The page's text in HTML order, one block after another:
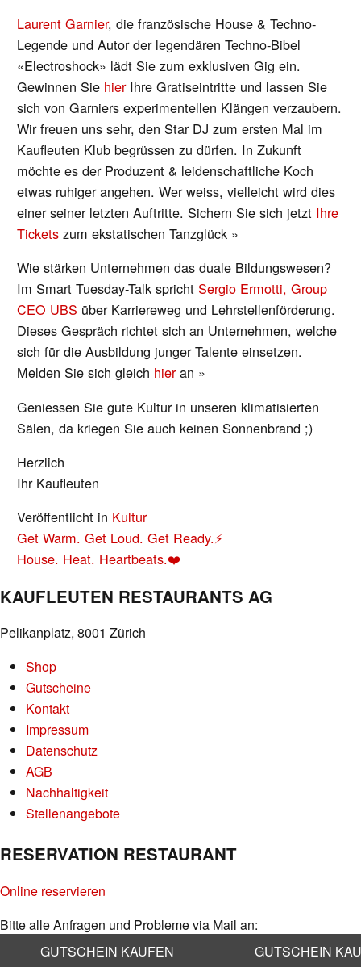
Laurent Garnier, die französische House & Techno-
Legende und Autor der legendären Techno-Bibel
«Electroshock» lädt Sie zum exklusiven Gig ein.
Gewinnen Sie hierIhre Gratiseintritte und lassen Sie
sich von Garniers experimentellen Klängen verzaubern.
Wir freuen uns sehr, den Star DJ zum ersten Mal im
Kaufleuten Klub begrüssen zu dürfen. In Zukunft
möchte es der Produzent & leidenschaftliche Koch
etwas ruhiger angehen. Wer weiss, vielleicht wird dies
einer seiner letzten Auftritte. Sichern Sie sich jetzt Ihre
Tickets zum ekstatischen Tanzglück »
Wie stärken Unternehmen das duale Bildungswesen?
Im Smart Tuesday-Talk sprichtSergio Ermotti, Group
CEO UBS über Karriereweg und Lehrstellenförderung.
Dieses Gespräch richtet sich an Unternehmen, welche
sich für die Ausbildung junger Talente einsetzen.
Melden Sie sich gleich hieran »
Geniessen Sie gute Kultur in unseren klimatisierten
Sälen, da kriegen Sie auch keinen Sonnenbrand ;)
Herzlich
Ihr Kaufleuten
Veröffentlicht in Kultur
BEITRAGS-
NAVIGATION
Get Warm. Get Loud. Get Ready.⚡
House. Heat. Heartbeats.❤️
KAUFLEUTEN RESTAURANTS AG
Pelikanplatz, 8001 Zürich
Shop
Gutscheine
Kontakt
Impressum
Datenschutz
AGB
Nachhaltigkeit
Stellenangebote
RESERVATION RESTAURANT
Online reservieren
Bitte alle Anfragen und Probleme via Mail an:
info@kaufleuten.ch
GUTSCHEIN KAUFEN GUTSCHEIN